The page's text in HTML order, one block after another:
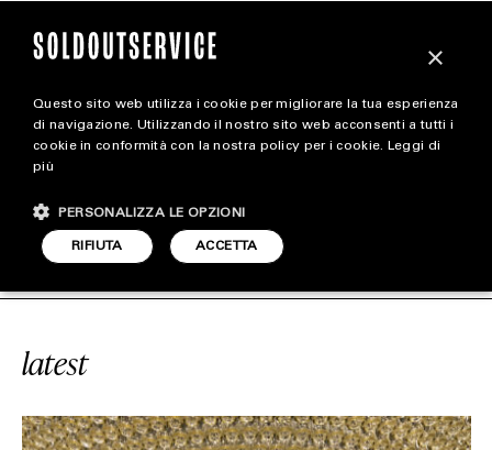
magazine
STYLE
FOOTWEAR
#FRANCIACORTA
latest
×
Questo sito web utilizza i cookie per migliorare la tua esperienza
di navigazione. Utilizzando il nostro sito web acconsenti a tutti i
cookie in conformità con la nostra policy per i cookie. Leggi di
più
ACCETTA
RIFIUTA
PERSONALIZZA LE OPZIONI